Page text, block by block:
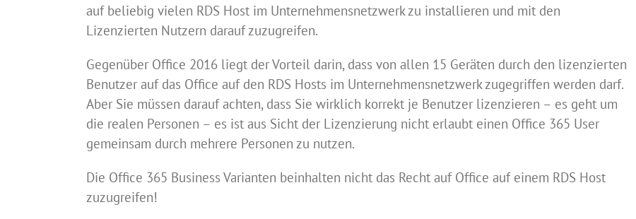
auf beliebig vielen RDS Host im Unternehmensnetzwerk zu installieren und mit den
Lizenzierten Nutzern darauf zuzugreifen.
Gegenüber Office 2016 liegt der Vorteil darin, dass von allen 15 Geräten durch den lizenzierten
Benutzer auf das Office auf den RDS Hosts im Unternehmensnetzwerk zugegriffen werden darf.
Aber Sie müssen darauf achten, dass Sie wirklich korrekt je Benutzer lizenzieren – es geht um
die realen Personen – es ist aus Sicht der Lizenzierung nicht erlaubt einen Office 365 User
gemeinsam durch mehrere Personen zu nutzen.
Die Office 365 Business Varianten beinhalten nicht das Recht auf Office auf einem RDS Host
zuzugreifen!